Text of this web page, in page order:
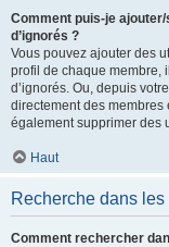
Comment puis-je
d’ignorés ?
Vous pouvez ajouter des
profil de chaque membre,
d’ignorés. Ou, depuis
directement des membres
également supprimer des
Haut
Recherche dans les
Comment rechercher